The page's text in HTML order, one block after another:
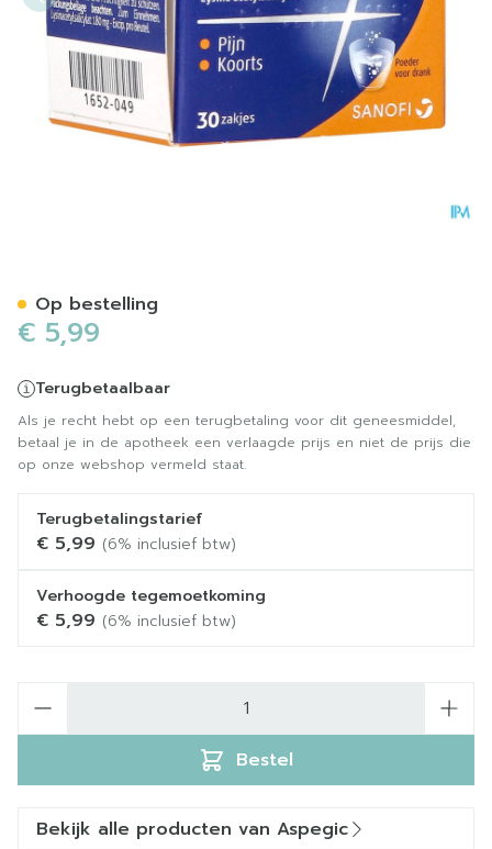
€ 5,99
Terugbetaalbaar
Als je recht hebt op een terugbetaling voor dit geneesmiddel,
betaal je in de apotheek een verlaagde prijs en niet de prijs die
op onze webshop vermeld staat.
Terugbetalingstarief
€ 5,99 (6% inclusief btw)
Verhoogde tegemoetkoming
€ 5,99 (6% inclusief btw)
Bestel
Op bestelling
Bekijk alle producten van Aspegic